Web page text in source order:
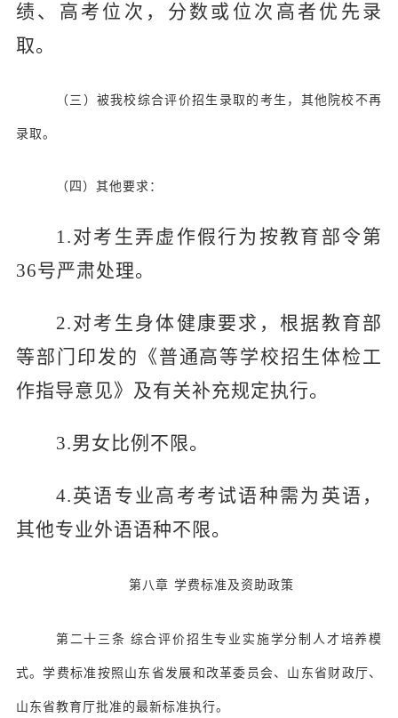
绩、高考位次，分数或位次高者优先录
取。
（三）被我校综合评价招生录取的考生，其他院校不再
录取。
（四）其他要求：
1.对考生弄虚作假行为按教育部令第
36号严肃处理。
2.对考生身体健康要求，根据教育部
等部门印发的《普通高等学校招生体检工
作指导意见》及有关补充规定执行。
3.男女比例不限。
4.英语专业高考考试语种需为英语，
其他专业外语语种不限。
第八章 学费标准及资助政策
第二十三条 综合评价招生专业实施学分制人才培养模
式。学费标准按照山东省发展和改革委员会、山东省财政厅、
山东省教育厅批准的最新标准执行。